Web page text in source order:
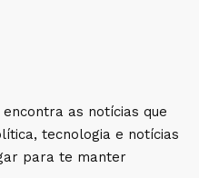
as notícias que
tecnologia e notícias
para te manter